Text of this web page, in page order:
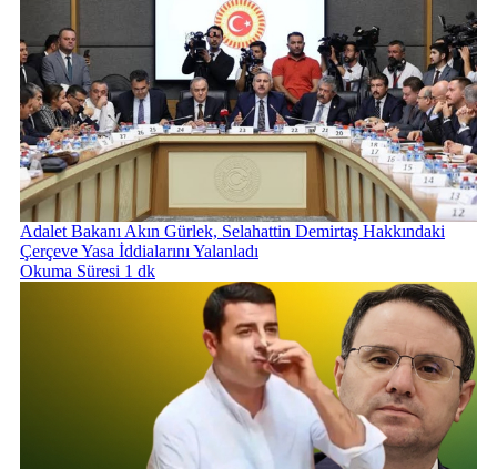
Adalet Bakanı Akın Gürlek, Selahattin Demirtaş Hakkındaki
Çerçeve Yasa İddialarını Yalanladı
Okuma Süresi 1 dk